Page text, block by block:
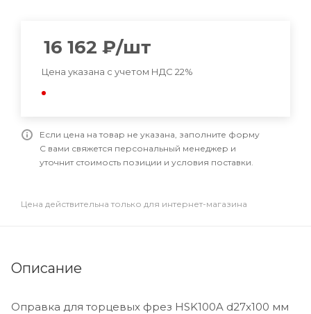
16 162 ₽/шт
Цена указана с учетом НДС 22%
Если цена на товар не указана, заполните форму
С вами свяжется персональный менеджер и
уточнит стоимость позиции и условия поставки.
Цена действительна только для интернет-магазина
Описание
Оправка для торцевых фрез HSK100A d27x100 мм